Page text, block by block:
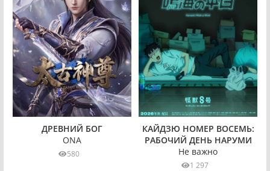
ДРЕВНИЙ БОГ
ONA
580
КАЙДЗЮ НОМЕР ВОСЕМЬ:
РАБОЧИЙ ДЕНЬ НАРУМИ
Не важно
1 297